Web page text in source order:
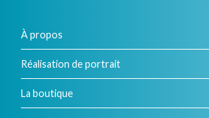
À propos
Réalisation de portrait
La boutique